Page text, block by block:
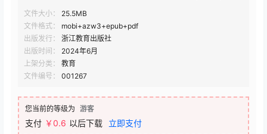
文件大小：
25.5MB
文件格式：
mobi+azw3+epub+pdf
出版发行：
浙江教育出版社
出版时间：
2024年6月
上架分类：
教育
文件编号：
001267
您当前的等级为 游客
支付 ￥0.6 以后下载 立即支付